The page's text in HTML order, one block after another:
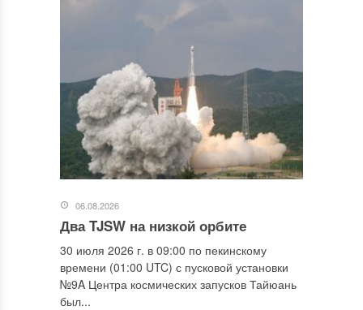
06.08.2026
Два TJSW на низкой орбите
30 июля 2026 г. в 09:00 по пекинскому
времени (01:00 UTC) с пусковой установки
№9A Центра космических запусков Тайюань
был...